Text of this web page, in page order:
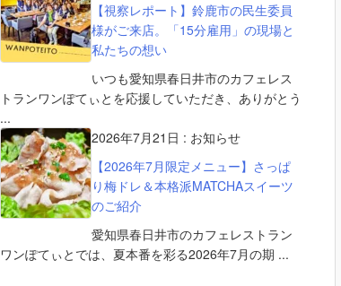
【視察レポート】鈴鹿市の民生委員
様がご来店。「15分雇用」の現場と
私たちの想い
いつも愛知県春日井市のカフェレス
トランワンぽてぃとを応援していただき、ありがとう
...
2026年7月21日 : お知らせ
【2026年7月限定メニュー】さっぱ
り梅ドレ＆本格派MATCHAスイーツ
のご紹介
愛知県春日井市のカフェレストラン
ワンぽてぃとでは、夏本番を彩る2026年7月の期 ...